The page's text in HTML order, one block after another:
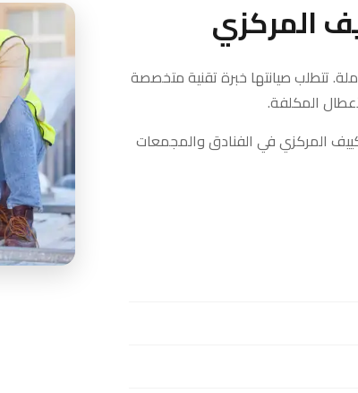
المركزي
تتطلب صيانتها خبرة تقنية متخصصة
المكلفة.
المركزي في الفنادق والمجمعات